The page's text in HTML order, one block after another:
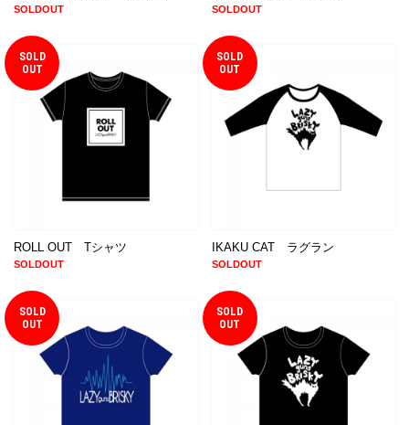
SOLDOUT SOLDOUT
SOLD
OUT
ROLL OUT Tシャツ
SOLDOUT
SOLD
OUT
IKAKU CAT ラグラン
SOLDOUT
SOLD
OUT
SOLD
OUT